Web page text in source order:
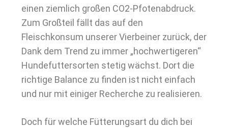
einen ziemlich großen CO2-Pfotenabdruck.
Zum Großteil fällt das auf den
Fleischkonsum unserer Vierbeiner zurück, der
Dank dem Trend zu immer „hochwertigeren“
Hundefuttersorten stetig wächst. Dort die
richtige Balance zu finden ist nicht einfach
und nur mit einiger Recherche zu realisieren.
Doch für welche Fütterungsart du dich bei